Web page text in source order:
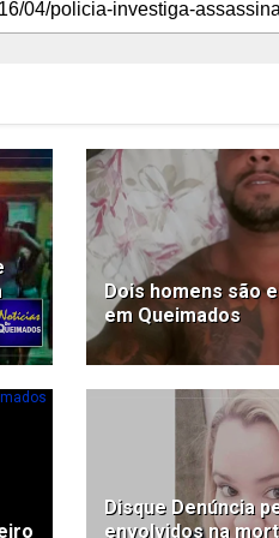
Dois homens são
em Queimados
Disque Denúncia
envolvidos na